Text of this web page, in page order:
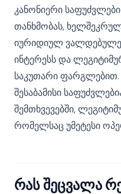
კანონიერი
თანხმობას,
იურიდიულ
ინტერესს და
საკუთარი
შესაბამისი
შემთხვევებში,
რომელსაც უმეტესი
რას შეცვალა